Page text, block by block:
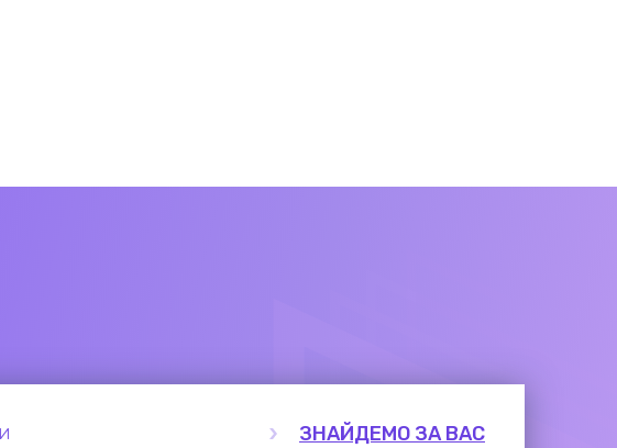
ЗНАЙДЕМО ЗА ВАС